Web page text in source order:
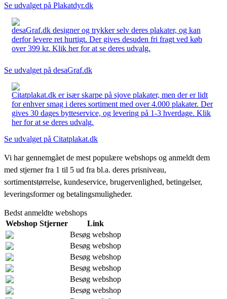
Se udvalget på Plakatdyr.dk
desaGraf.dk designer og trykker selv deres plakater, og kan
derfor levere ret hurtigt. Der gives desuden fri fragt ved køb
over 399 kr. Klik her for at se deres udvalg.
Se udvalget på desaGraf.dk
Citatplakat.dk er især skarpe på sjove plakater, men der er lidt
for enhver smag i deres sortiment med over 4.000 plakater. Der
gives 30 dages bytteservice, og levering på 1-3 hverdage. Klik
her for at se deres udvalg.
Se udvalget på Citatplakat.dk
Vi har gennemgået de mest populære webshops og anmeldt dem
med stjerner fra 1 til 5 ud fra bl.a. deres prisniveau,
sortimentstørrelse, kundeservice, brugervenlighed, betingelser,
leveringsformer og betalingsmuligheder.
Bedst anmeldte webshops
Webshop Stjerner
Link
Besøg webshop
Besøg webshop
Besøg webshop
Besøg webshop
Besøg webshop
Besøg webshop